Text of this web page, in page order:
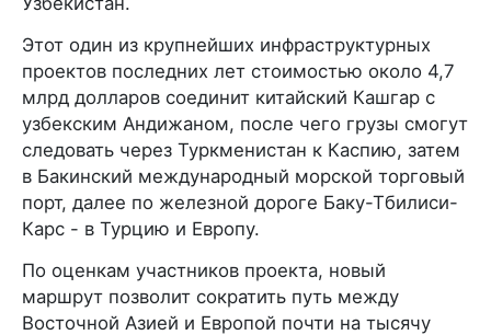
Этот один из крупнейших инфраструктурных
проектов последних лет стоимостью около 4,7
млрд долларов соединит китайский Кашгар с
узбекским Андижаном, после чего грузы смогут
следовать через Туркменистан к Каспию, затем
в Бакинский международный морской торговый
порт, далее по железной дороге Баку-Тбилиси-
Карс - в Турцию и Европу.
По оценкам участников проекта, новый
маршрут позволит сократить путь между
Восточной Азией и Европой почти на тысячу